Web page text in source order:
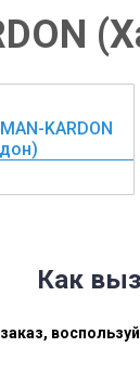
KARDON
Как